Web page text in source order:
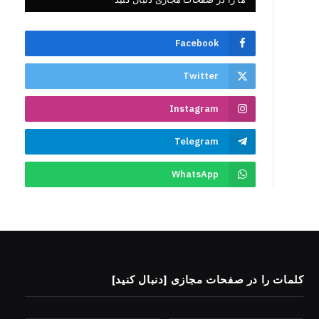
Facebook
Twitter
Instagram
Telegram
WhatsApp
کلمات را در صفحات مجازی [دنبال کنید]